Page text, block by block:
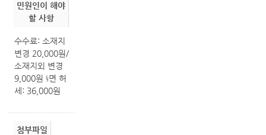
민원인이 해야
할 사항
수수료: 소재지
변경 20,000원/
소재지외 변경
9,000원 §면 허
세: 36,000원
첨부파일